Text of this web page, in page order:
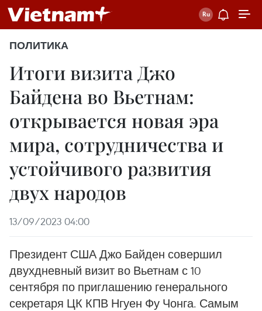
ПОЛИТИКА
Итоги визита Джо
Байдена во Вьетнам:
открывается новая эра
мира, сотрудничества и
устойчивого развития
двух народов
13/09/2023 04:00
Президент США Джо Байден совершил
двухдневный визит во Вьетнам с 10
сентября по приглашению генерального
секретаря ЦК КПВ Нгуен Фу Чонга. Самым